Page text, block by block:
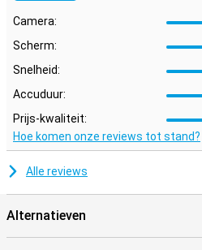
Camera:
Scherm:
Snelheid:
Accuduur:
Prijs-kwaliteit:
Hoe komen onze reviews tot stand?
Alle reviews
Alternatieven